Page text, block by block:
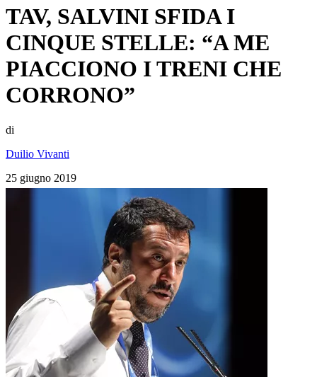
TAV, SALVINI SFIDA I
CINQUE STELLE: “A ME
PIACCIONO I TRENI CHE
CORRONO”
di
Duilio Vivanti
25 giugno 2019